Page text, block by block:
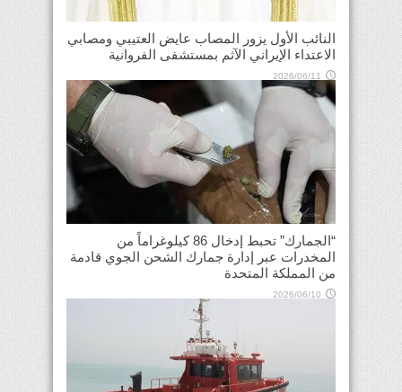
النائب الأول يزور المصاب عايض العتيبي ومصابي
الاعتداء الإيراني الآثم بمستشفى الفروانية
2026/06/11
“الجمارك” تحبط إدخال 86 كيلوغراماً من
المخدرات عبر إدارة جمارك الشحن الجوي قادمة
من المملكة المتحدة
2026/06/10